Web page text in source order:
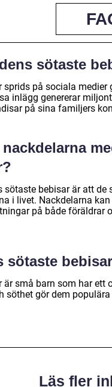
sötaste
sprids på sociala
inlägg genererar
på sina familjers
sötaste bebisar är att
i livet. Nackdelarna
på både föräldrar
sötaste
är små barn som har
söthet gör dem
Läs fler